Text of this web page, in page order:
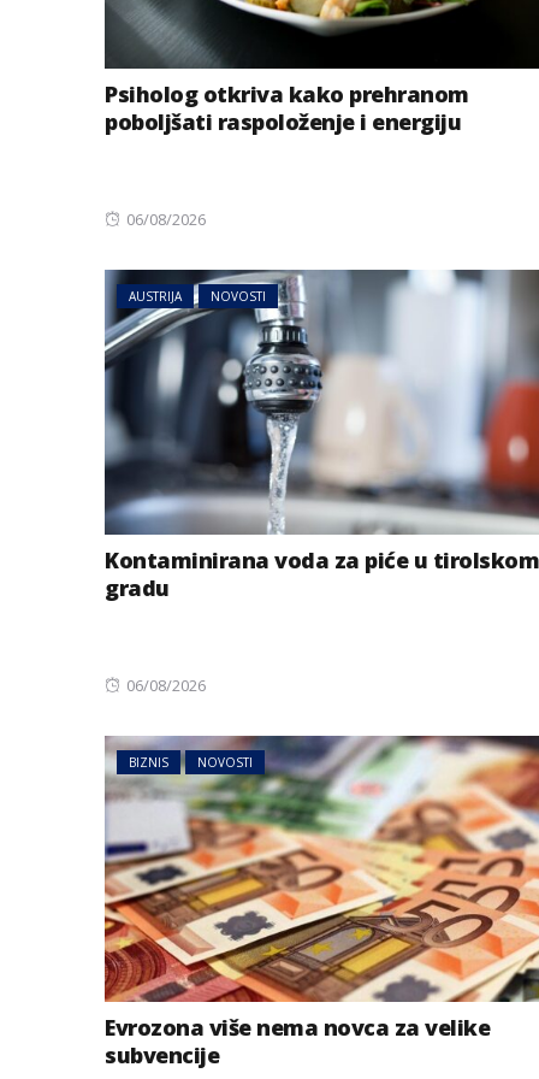
Psiholog otkriva kako prehranom
poboljšati raspoloženje i energiju
Posted
06/08/2026
AUSTRIJA NOVOSTI
Kontaminirana voda za piće u tirolskom
gradu
Posted
06/08/2026
BIZNIS NOVOSTI
Evrozona više nema novca za velike
subvencije
AUSTRIJA NOVOSTI
Jake grmljavine
dijelovima